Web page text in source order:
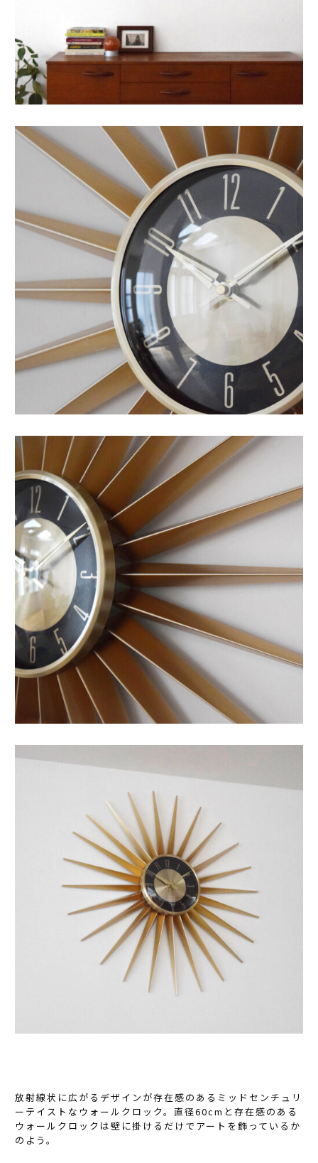
放射線状に広がるデザインが存在感のあるミッドセンチュリ
ーテイストなウォールクロック。直径60cmと存在感のある
ウォールクロックは壁に掛けるだけでアートを飾っているか
のよう。